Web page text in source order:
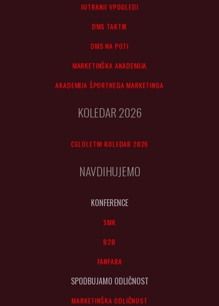
JUTRANJI VPOGLEDI
DMS TAKTIK
DMS NA POTI
MARKETINŠKA AKADEMIJA
AKADEMIJA ŠPORTNEGA MARKETINGA
KOLEDAR 2026
CELOLETNI KOLEDAR 2026
NAVDIHUJEMO
KONFERENCE
SMK
B2B
FANFARA
SPODBUJAMO ODLIČNOST
MARKETINŠKA ODLIČNOST